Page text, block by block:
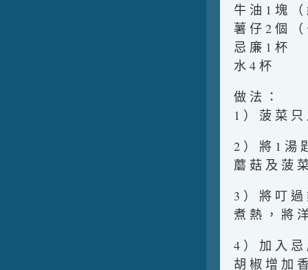
牛 油 1 塊 （
薯 仔 2 個 （
忌 廉 1 杯
水 4 杯
做 法 ：
1 ） 菠 菜
2 ） 將 1 湯
蘑 菇 及 菠
3 ） 將 叮
煮 熱 ， 將
4 ） 加 入 忌
胡 椒 增 加